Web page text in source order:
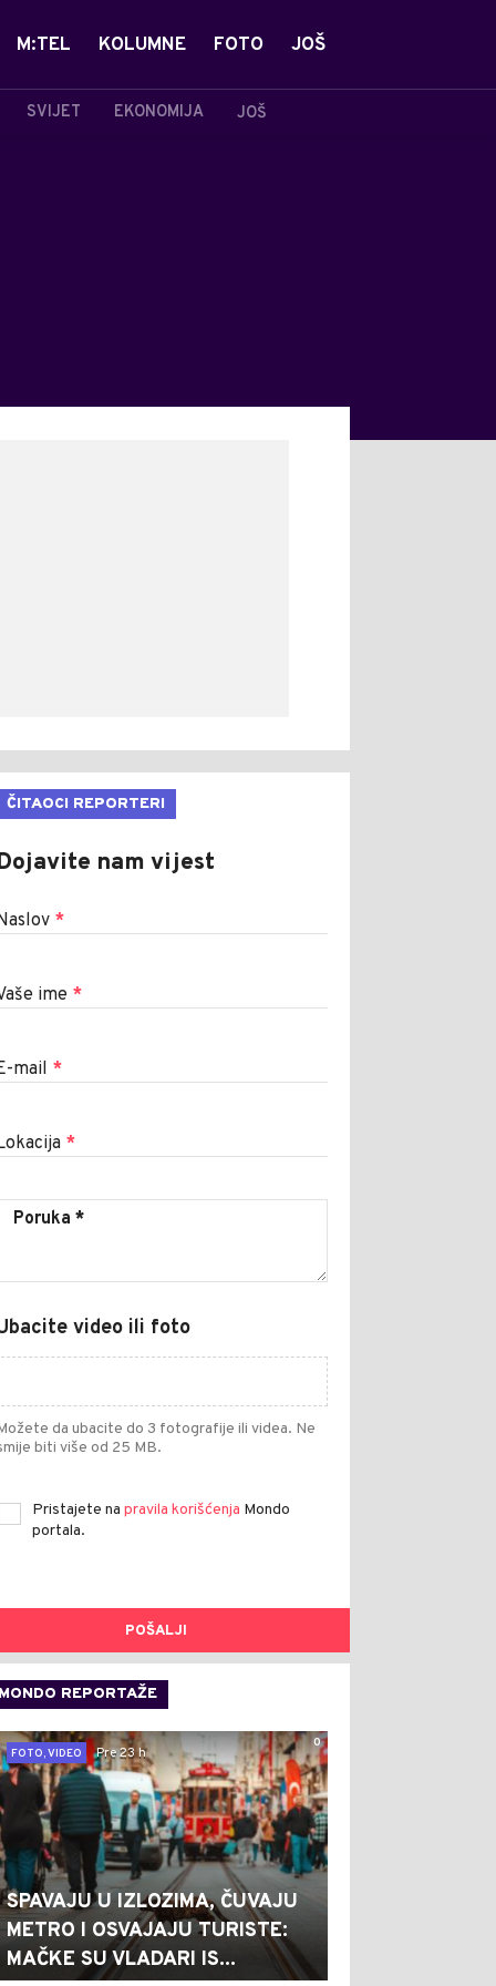
SVIJET EKONOMIJA JOŠ
M:TEL KOLUMNE FOTO JOŠ
ČITAOCI REPORTERI
nam vijest
*
ime *
mail *
*
video ili foto
da ubacite do 3 fotografije ili videa. Ne
biti više od 25 MB.
Pristajete na pravila korišćenja Mondo
portala.
POŠALJI
MONDO REPORTAŽE
0
FOTO, VIDEO
Pre 23 h
SPAVAJU U IZLOZIMA, ČUVAJU
METRO I OSVAJAJU TURISTE:
MAČKE SU VLADARI IS...